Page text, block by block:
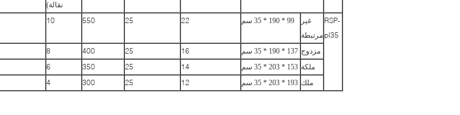
نقالة)
RSP-
pl35
غير
مرتبطة
99 * 190 * 35 سم 22
25
550
10
مزدوج 137 * 190 * 35 سم 16
25
400
8
ملكة 153 * 203 * 35 سم 14
25
350
6
ملك 193 * 203 * 35 سم 12
25
300
4